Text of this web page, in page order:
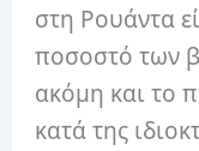
στη Ρουάντα
ποσοστό των
ακόμη και το
κατά της